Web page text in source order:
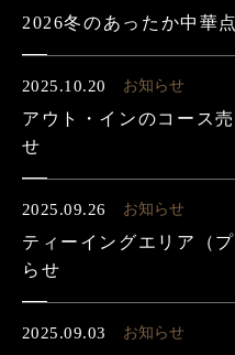
2026冬のあったか中華
2025.10.20 お知らせ
アウト・インのコース
せ
2025.09.26 お知らせ
ティーイングエリア（
らせ
2025.09.03 お知らせ